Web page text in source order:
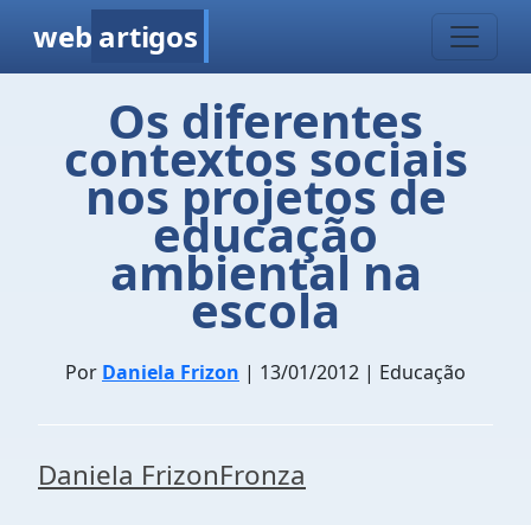
web artigos
Os diferentes
contextos sociais
nos projetos de
educação
ambiental na
escola
Por Daniela Frizon | 13/01/2012 | Educação
Daniela FrizonFronza